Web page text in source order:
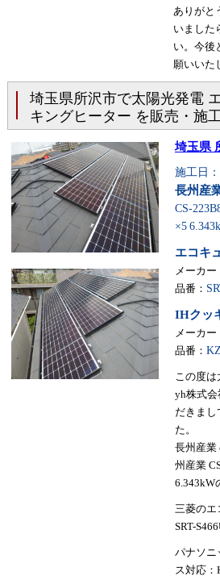
ありがと
いました
い。今後
願いいた
埼玉県所沢市で太陽光発電
キングヒーター を販売・施
埼玉県
施工日
長州産
CS-
×5
エコキ
メーカー
品番：
IHクッ
メーカー
品番：
この度
yh株式会
だきまし
た。
長州産業
州産業
6.343kW
三菱のエ
SRT-
パナソニ
ス対応：